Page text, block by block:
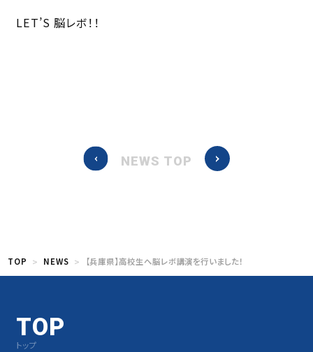
LET’S 脳レボ！！
NEWS TOP
TOP NEWS 【兵庫県】高校生へ脳レボ講演を行いました！
TOP
トップ